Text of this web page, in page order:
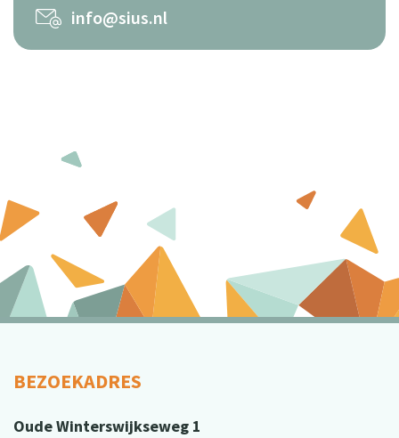
info@sius.nl
BEZOEKADRES
Oude Winterswijkseweg 1